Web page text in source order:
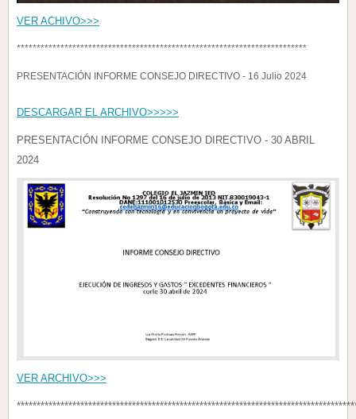
VER ACHIVO>>>
*************************************************************************
PRESENTACIÓN INFORME CONSEJO DIRECTIVO - 16 Julio 2024
DESCARGAR EL ARCHIVO>>>>>
PRESENTACIÓN INFORME CONSEJO DIRECTIVO - 30 ABRIL
2024
VER ARCHIVO>>>